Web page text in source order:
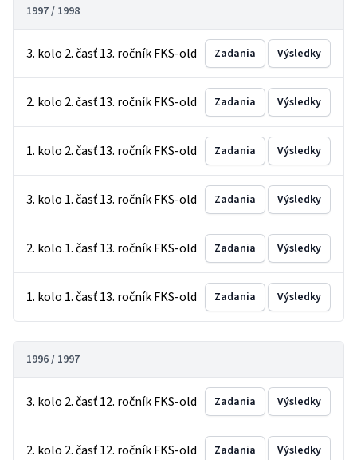
1997 / 1998
3. kolo 2. časť 13. ročník FKS-old Zadania Výsledky
2. kolo 2. časť 13. ročník FKS-old Zadania Výsledky
1. kolo 2. časť 13. ročník FKS-old Zadania Výsledky
3. kolo 1. časť 13. ročník FKS-old Zadania Výsledky
2. kolo 1. časť 13. ročník FKS-old Zadania Výsledky
1. kolo 1. časť 13. ročník FKS-old Zadania Výsledky
1996 / 1997
3. kolo 2. časť 12. ročník FKS-old Zadania Výsledky
2. kolo 2. časť 12. ročník FKS-old Zadania Výsledky